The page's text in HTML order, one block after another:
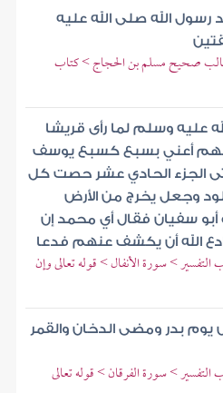
رسول الله صلى الله عليه
صحيح مسلم بن الحجاج > كتاب
عليه وسلم لما رأى قريشا
أعني بسبع كسبع يوسف
الجزء الحادي عشر حصت كل
وجعل يخرج من الأرض
أبو سفيان فقال أي محمد إن
الله أن يكشف عنهم فدعا
> سورة الأنفال > قوله تعالى وإن
بدر ومضى الدخان والقمر
> سورة الفرقان > قوله تعالى